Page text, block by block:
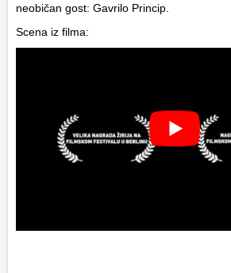
neobičan gost: Gavrilo Princip.
Scena iz filma: